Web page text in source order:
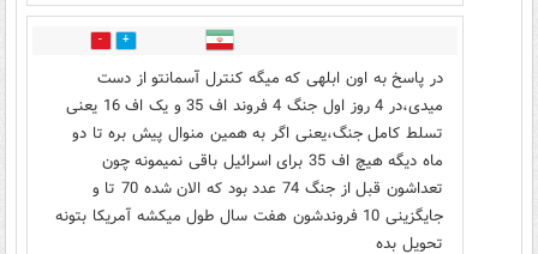
5
در پاسخ به اون ابلهی که میگه کنترل آسمانتو از دست
میدی،در 4 روز اول جنگ 4 فروند اف 35 و یک اف 16 یعنی
تسلط کامل جنگ،یعنی اگر به همین منوال پیش بره تا دو
ماه دیگه هیچ اف 35 برای اسرائیل باقی نمیمونه چون
تعداشون قبل از جنگ 74 عدد بود که الان شده 70 تا و
جایگزینی 10 فروندشون هفت سال طول میکشه آمریکا بتونه
تحویل بده